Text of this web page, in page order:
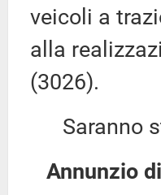
veicoli a
alla
(3026).
Saranno
Annunzio